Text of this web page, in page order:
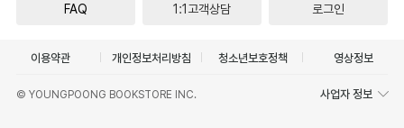
FAQ 1:1고객상담 로그인
이용약관 개인정보처리방침 청소년보호정책 영상정보
© YOUNGPOONG BOOKSTORE INC. 사업자 정보